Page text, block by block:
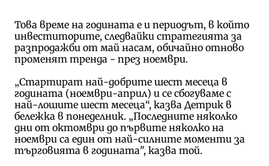
Това време на годината е и периодът, в който
инвеститорите, следвайки стратегията за
разпродажби от май насам, обичайно отново
променят тренда - през ноември.
„Стартират най-добрите шест месеца в
годината (ноември-април) и се сбогуваме с
най-лошите шест месеца“, казва Детрик в
бележка в понеделник. „Последните няколко
дни от октомври до първите няколко на
ноември са един от най-силните моменти за
търговията в годината", казва той.